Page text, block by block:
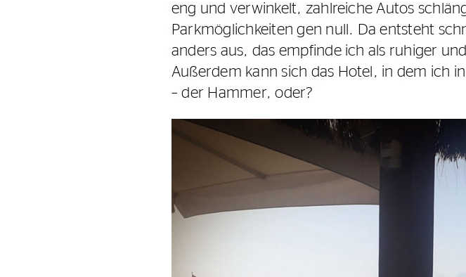
eng und verwinkelt, zahlreiche Autos
Parkmöglichkeiten gen null. Da entsteht
anders aus, das empfinde ich als ruhiger
Außerdem kann sich das Hotel, in dem ich
– der Hammer, oder?